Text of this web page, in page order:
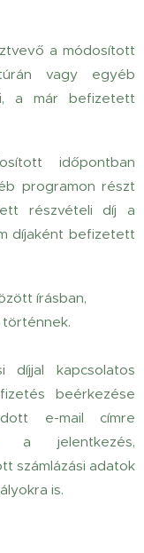
a módosított
vagy egyéb
a már befizetett
időpontban
programon részt
részvételi díj a
díjaként befizetett
írásban,
történnek.
díjjal kapcsolatos
beérkezése
e-mail címre
a jelentkezés,
számlázási adatok
is.